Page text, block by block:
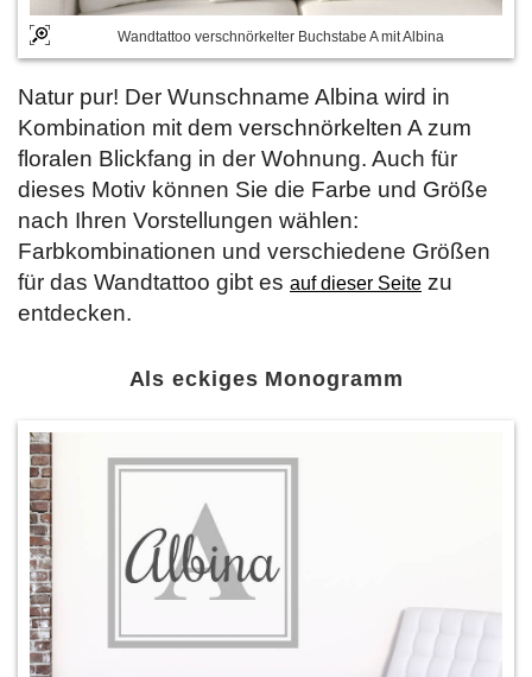
Wandtattoo verschnörkelter Buchstabe A mit Albina
Natur pur! Der Wunschname Albina wird in
Kombination mit dem verschnörkelten A zum
floralen Blickfang in der Wohnung. Auch für
dieses Motiv können Sie die Farbe und Größe
nach Ihren Vorstellungen wählen:
Farbkombinationen und verschiedene Größen
für das Wandtattoo gibt es auf dieser Seite zu
entdecken.
Als eckiges Monogramm